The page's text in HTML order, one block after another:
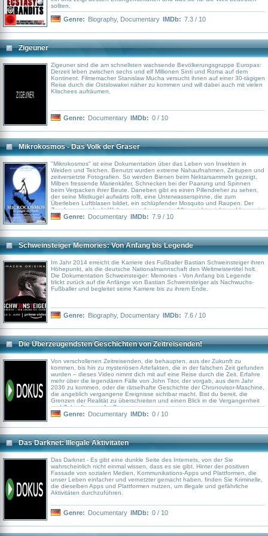
sollten.
Genre: Biography, Documentary IMDb: 7.3 / 10
Zigeuner
Zigeuner sind die am schnellsten wachsende Bevölkerungsgruppe Europas:
Derzeit leben zwischen sechs und elf Millionen Sinti und Roma auf dem
Kontinent. Filmemacher Stanislaw Mucha versucht ihnen auf einer 30-tägigen
Reise durch die Ostslowakei näher zu kommen und will dabei auch mit vielen
Klischees aufräumen.
Genre: Documentary IMDb: 0 / 10
Mikrokosmos - Das Volk der Gräser
"Mikrokosmos" ist eine Dokumentation über das Leben von Insekten in
Weiden und Teichen. Benutzt wurden extreme Nahaufnahmen, Zeitupen und
zeitversetzte Fotografien. So werden Bienen beim Nektarsammeln gezeigt,
Milben fressende Marienkäfer, Schnecken bei der Paarung und Spinnen
beim Verpacken ihrer Beute. Daneben gibt es einen Pillendreher zu sehen,
der seine Mistkugel aufwärts rollt, eine Unterwasserspinne, die zum
Überleben Luftblasen bildet, ein schlüpfender Mosquito und Raupen. Der
Zuschauer entdeckt Welten, von denen er im Alltag nichts sieht und kann ein
besseres Verständnis von der Natur entwickeln...
Genre: Documentary IMDb: 7.9 / 10
Schweinsteiger Memories: Von Anfang bis Legende
Im Jahr 2014 erreicht die Karriere des Fußballer Bastian Schweinsteiger ihren
Höhepunkt, als die deutsche Nationalmannschaft den Weltmeistertitel holt.
Die Dokumentation Schweinsteiger: Memories - Von Anfang bis Legende
blickt zurück auf die Anfänge von Bastian Schweinsteiger als Nachwuchs-
Fußballer und begleitet seine Karriere bis zu ihrem Ende.
Genre: Biography, Documentary IMDb: 7.6 / 10
Die Überzeugendsten Geschichten von Zeitreisenden!
Von verschollenen Zeitreisenden, die behaupten, aus der Zukunft zu
kommen, bis hin zu mysteriösen Artefakten, die in der falschen Zeit gefunden
wurden – dieses Video nimmt dich mit auf eine Reise durch die Zeit. Erfahre
mehr über die legendären Fälle von John Titor, der vorgab, aus dem Jahr
2036 zu kommen, oder die rätselhafte Geschichte der Chronovisor-Maschine,
die angeblich vergangene Ereignisse sichtbar macht. Bist du bereit, die
Grenzen der Realität zu überschreiten und einen Blick in die Vergangenheit
und Zukunft zu werfen?
Genre: Documentary IMDb: 0 / 10
Das Darknet: Illegale Aktivitäten
Das Darknet - Es gibt eine dunkle Seite des Internets, von der Sie
wahrscheinlich nicht einmal wissen, dass es sie gibt. Hinter der positiven
Fassade von sozialen Medien, Kommunikations-Apps und Plattformen, die
unser Leben einfacher und vernetzter gemacht haben, finden Sie Kriminelle,
die dieselben Apps und Plattformen nutzen, um illegale und gefährliche
Aktivitäten durchzuführen.
Genre: Documentary IMDb: 0 / 10